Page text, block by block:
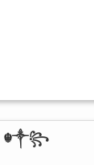
☬༒꧂